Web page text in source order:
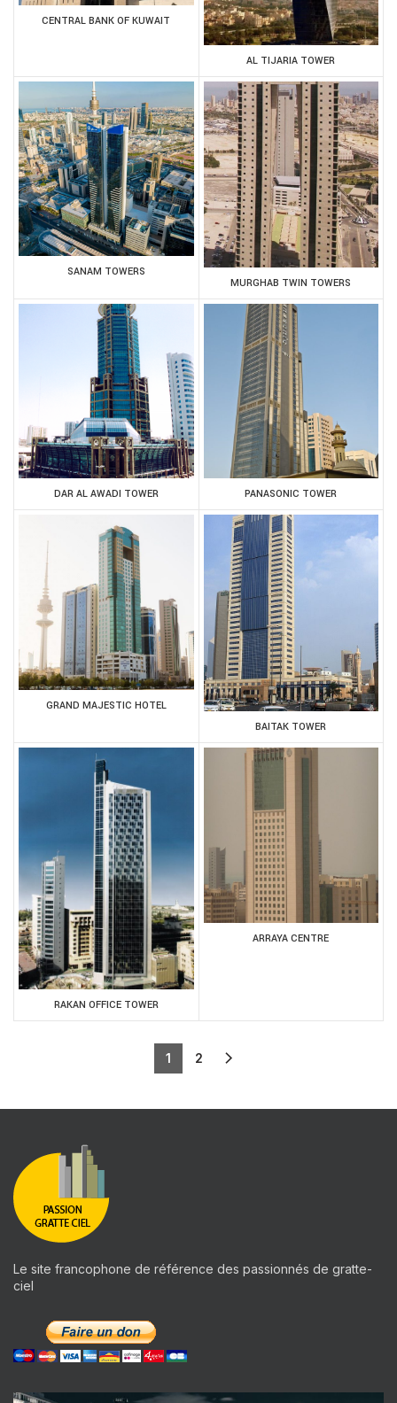
CENTRAL BANK OF KUWAIT
AL TIJARIA TOWER
SANAM TOWERS
MURGHAB TWIN TOWERS
DAR AL AWADI TOWER PANASONIC TOWER
GRAND MAJESTIC HOTEL
BAITAK TOWER
RAKAN OFFICE TOWER
ARRAYA CENTRE
1 2
Le site francophone de référence des passionnés de gratte-
ciel